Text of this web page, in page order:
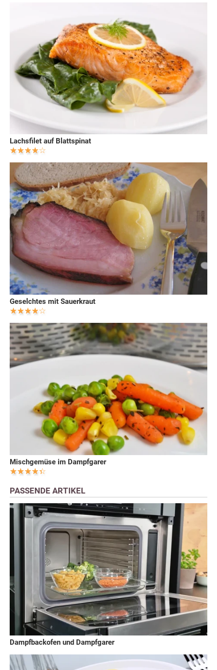
Lachsfilet auf Blattspinat
Geselchtes mit Sauerkraut
Mischgemüse im Dampfgarer
PASSENDE ARTIKEL
Dampfbackofen und Dampfgarer